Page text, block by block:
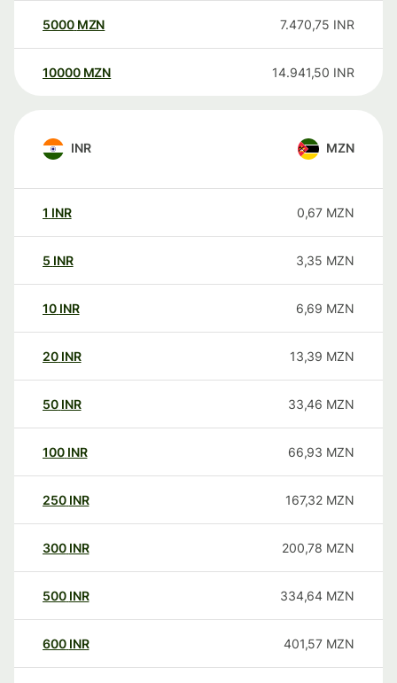
5000 MZN 7.470,75 INR
10000 MZN 14.941,50 INR
INR MZN
1 INR 0,67 MZN
5 INR 3,35 MZN
10 INR 6,69 MZN
20 INR 13,39 MZN
50 INR 33,46 MZN
100 INR 66,93 MZN
250 INR 167,32 MZN
300 INR 200,78 MZN
500 INR 334,64 MZN
600 INR 401,57 MZN